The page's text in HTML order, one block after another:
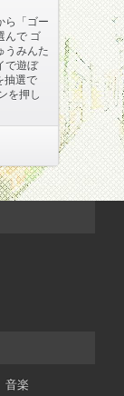
ら「ゴー
んで ゴ
うみんた
で遊ぼ
抽選で
を押し
音楽